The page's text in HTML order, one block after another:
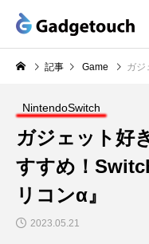
記事 Game ガジェ
NintendoSwitch
ガジェット好
すすめ！
リコンα』
2023.05.21